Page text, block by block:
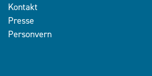
Kontakt
Presse
Personvern